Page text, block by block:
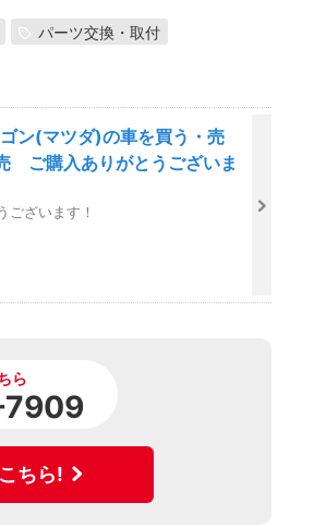
パーツ交換・取付
ン(マツダ)の車を買う・売
ご購入ありがとうございま
ざいます！
ら
ちら!